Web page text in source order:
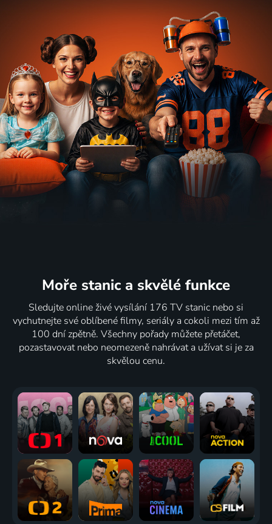
Moře stanic a skvělé funkce
Sledujte online živé vysílání 176 TV stanic nebo si
vychutnejte své oblíbené filmy, seriály a cokoli mezi tím až
100 dní zpětně. Všechny pořady můžete přetáčet,
pozastavovat nebo neomezeně nahrávat a užívat si je za
skvělou cenu.